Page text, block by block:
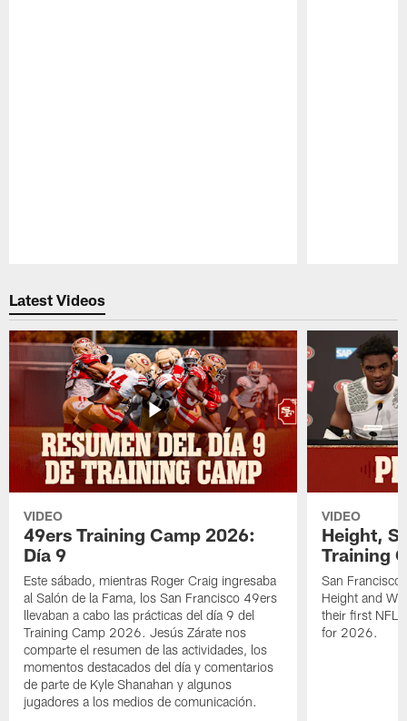
Latest Videos
VIDEO
49ers Training Camp 2026:
Día 9
Este sábado, mientras Roger Craig ingresaba
al Salón de la Fama, los San Francisco 49ers
llevaban a cabo las prácticas del día 9 del
Training Camp 2026. Jesús Zárate nos
comparte el resumen de las actividades, los
momentos destacados del día y comentarios
de parte de Kyle Shanahan y algunos
jugadores a los medios de comunicación.
VIDEO
Height,
Training
San Francisco
Height and
their first NFL
for 2026.